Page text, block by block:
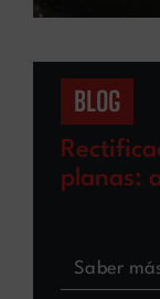
BLOG
planas:
Saber